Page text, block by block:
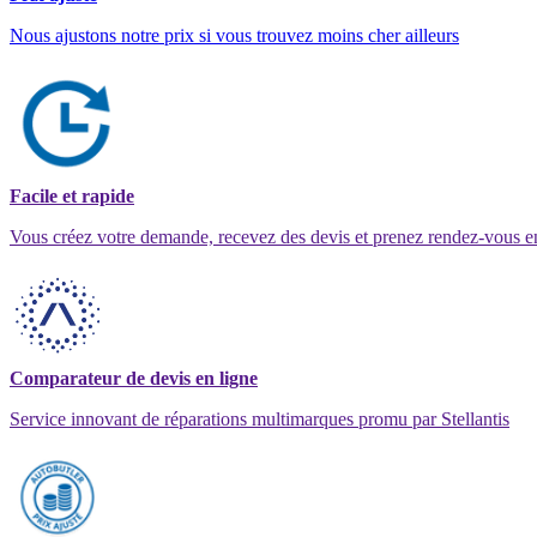
Nous ajustons notre prix si vous trouvez moins cher ailleurs
Facile et rapide
Vous créez votre demande, recevez des devis et prenez rendez-vous
Comparateur de devis en ligne
Service innovant de réparations multimarques promu par Stellantis